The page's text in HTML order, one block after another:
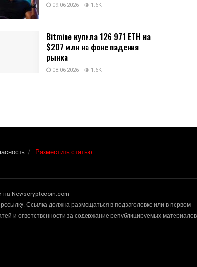
09.06.2026 1.6K
Bitmine купила 126 971 ETH на
$207 млн на фоне падения
рынка
08.06.2026 1.6K
Разместить статью
на Newscryptocoin.com
Ссылка должна размещаться в подзаголовке или в первом
и ответственности за содержание републицируемых материалов